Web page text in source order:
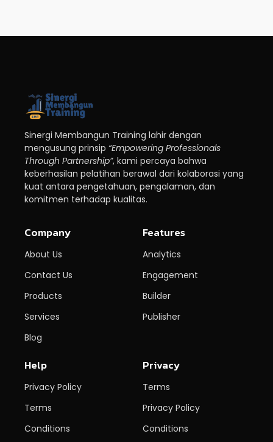
Sinergi Membangun Training lahir dengan
mengusung prinsip “Empowering Professionals
Through Partnership”, kami percaya bahwa
keberhasilan pelatihan berawal dari kolaborasi yang
kuat antara pengetahuan, pengalaman, dan
komitmen terhadap kualitas.
Company
About Us
Contact Us
Products
Services
Blog
Features
Analytics
Engagement
Builder
Publisher
Help
Privacy Policy
Terms
Conditions
Privacy
Terms
Privacy Policy
Conditions